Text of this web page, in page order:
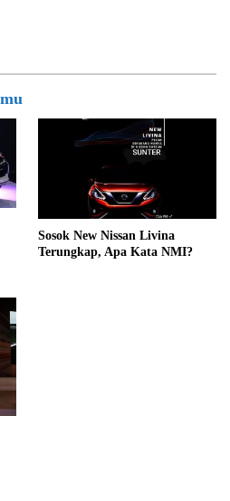
Sosok New Nissan Livina
Terungkap, Apa Kata NMI?